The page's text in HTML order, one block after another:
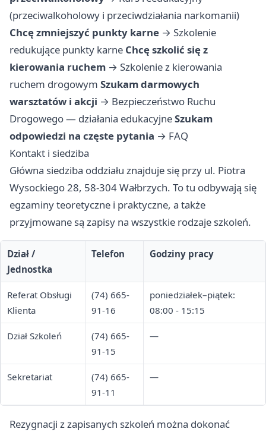
(przeciwalkoholowy i przeciwdziałania narkomanii)
Chcę zmniejszyć punkty karne → Szkolenie
redukujące punkty karne Chcę szkolić się z
kierowania ruchem → Szkolenie z kierowania
ruchem drogowym Szukam darmowych
warsztatów i akcji → Bezpieczeństwo Ruchu
Drogowego — działania edukacyjneSzukam
odpowiedzi na częste pytania → FAQ
Kontakt i siedziba
Główna siedziba oddziału znajduje się przy ul. Piotra
Wysockiego 28, 58-304 Wałbrzych. To tu odbywają się
egzaminy teoretyczne i praktyczne, a także
przyjmowane są zapisy na wszystkie rodzaje szkoleń.
Dział /
Jednostka
Telefon Godziny pracy
Referat Obsługi
Klienta
(74) 665-
91-16
poniedziałek–piątek:
08:00 - 15:15
Dział Szkoleń
(74) 665-
91-15
—
Sekretariat
(74) 665-
91-11
—
Rezygnacji z zapisanych szkoleń można dokonać